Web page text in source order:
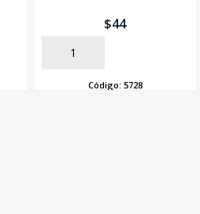
$44
AÑADIR
Código: 5728